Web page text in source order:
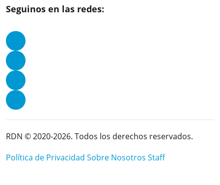
Seguinos en las redes:
RDN © 2020-2026. Todos los derechos reservados.
Política de Privacidad Sobre Nosotros Staff